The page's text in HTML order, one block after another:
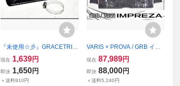
『未使用☆彡』GRACETRIM
CZ-AFS50 エアーファンネル
カーボン調 W166 × H65mm /
ダクト口 48mm 汎用 即納
現在 1,639円
即決 1,650円
＋送料910円
VARIS × PROVA / GRB イン
プレッサ カーボン リア ディ
フューザー エアロ / carbon
R/DIFFUSER ディフューザ
ーフィン有 ヴァリス/プロ―
現在 87,989円
即決 88,000円
＋送料5,240円